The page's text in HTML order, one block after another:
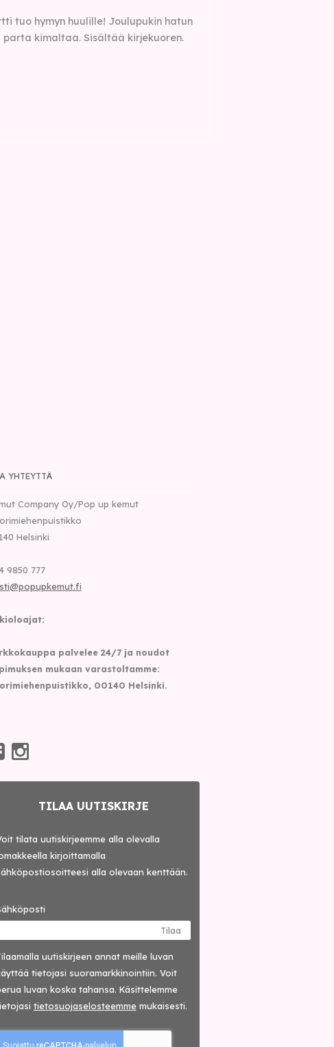
tuo hymyn huulille! Joulupukin hatun
kimaltaa. Sisältää kirjekuoren.
YHTEYTTÄ
Company Oy/Pop up kemut
Helsinki
9850 777
palvelee 24/7 ja noudot
mukaan varastoltamme:
00140 Helsinki.
TILAA UUTISKIRJE
tilata uutiskirjeemme alla olevalla
kirjoittamalla
alla olevaan kenttään.
Tilaa
uutis­kirjeen annat meille luvan
tietojasi suora­markkinointiin. Voit
luvan koska tahansa. Käsittelemme
tieto­suoja­selosteemmemukaisesti.